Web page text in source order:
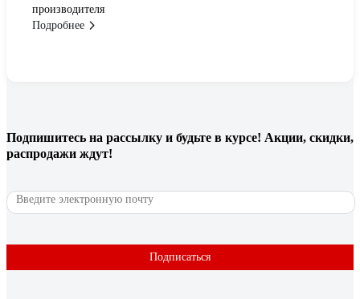
производителя
Подробнее
Подпишитесь на рассылку и будьте в курсе! Акции, скидки,
распродажи ждут!
Подписаться